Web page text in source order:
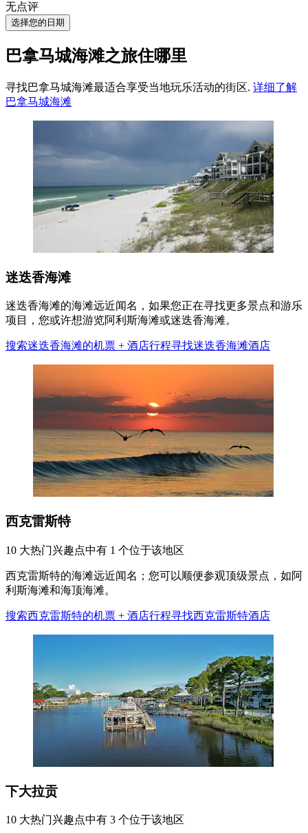
无点评
选择您的日期
巴拿马城海滩之旅住哪里
寻找巴拿马城海滩最适合享受当地玩乐活动的街区. 详细了解
巴拿马城海滩
迷迭香海滩
迷迭香海滩的海滩远近闻名，如果您正在寻找更多景点和游乐
项目，您或许想游览阿利斯海滩或迷迭香海滩。
搜索迷迭香海滩的机票 + 酒店行程寻找迷迭香海滩酒店
西克雷斯特
10 大热门兴趣点中有 1 个位于该地区
西克雷斯特的海滩远近闻名；您可以顺便参观顶级景点，如阿
利斯海滩和海顶海滩。
搜索西克雷斯特的机票 + 酒店行程寻找西克雷斯特酒店
下大拉贡
10 大热门兴趣点中有 3 个位于该地区